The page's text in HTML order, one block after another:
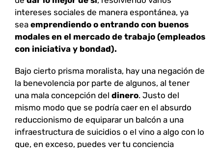
intereses sociales de manera espontánea, ya
sea emprendiendo o entrando con buenos
modales en el mercado de trabajo (empleados
con iniciativa y bondad).
Bajo cierto prisma moralista, hay una negación de
la benevolencia por parte de algunos, al tener
una mala concepción del dinero. Justo del
mismo modo que se podría caer en el absurdo
reduccionismo de equiparar un balcón a una
infraestructura de suicidios o el vino a algo con lo
que, en exceso, puedes ver tu conciencia